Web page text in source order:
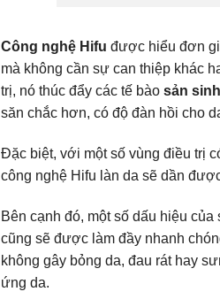
Công nghệ Hifu được hiểu đơn
mà không cần sự can thiệp khác
trị, nó thúc đẩy các tế bào sản
săn chắc hơn, có độ đàn hồi cho
Đặc biệt, với một số vùng điều trị
công nghệ Hifu làn da sẽ dần
Bên cạnh đó, một số dấu hiệu
cũng sẽ được làm đầy nhanh
không gây bỏng da, đau rát hay
ứng da.